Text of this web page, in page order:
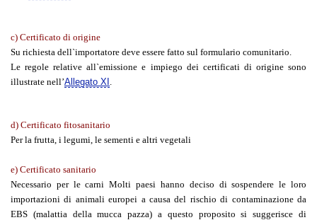
c) Certificato di origine
Su richiesta dell`importatore deve essere fatto sul formulario comunitario.
Le regole relative all`emissione e impiego dei certificati di origine sono
illustrate nell’Allegato XI .
d) Certificato fitosanitario
Per la frutta, i legumi, le sementi e altri vegetali
e) Certificato sanitario
Necessario per le carni Molti paesi hanno deciso di sospendere le loro
importazioni di animali europei a causa del rischio di contaminazione da
EBS (malattia della mucca pazza) a questo proposito si suggerisce di